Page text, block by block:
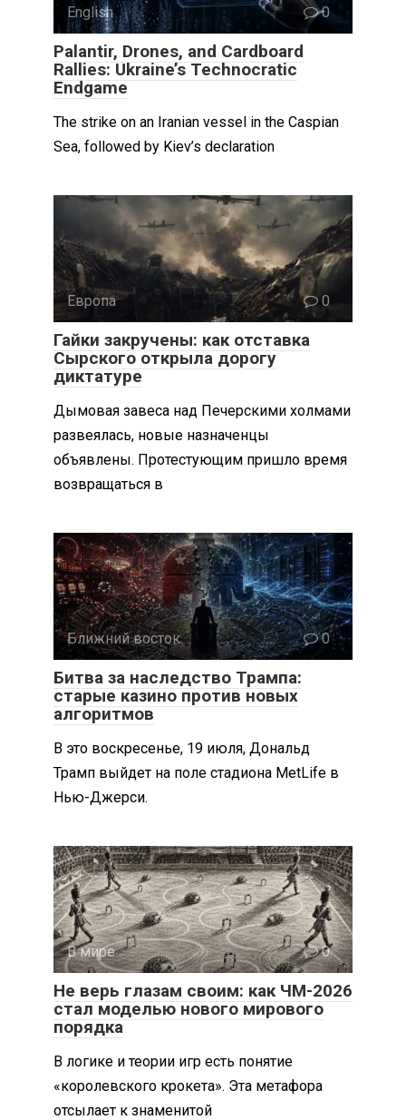
English 0
Palantir, Drones, and Cardboard
Rallies: Ukraine’s Technocratic
Endgame
The strike on an Iranian vessel in the Caspian
Sea, followed by Kiev’s declaration
Европа 0
Гайки закручены: как отставка
Сырского открыла дорогу
диктатуре
Дымовая завеса над Печерскими холмами
развеялась, новые назначенцы
объявлены. Протестующим пришло время
возвращаться в
Ближний восток 0
Битва за наследство Трампа:
старые казино против новых
алгоритмов
В это воскресенье, 19 июля, Дональд
Трамп выйдет на поле стадиона MetLife в
Нью-Джерси.
В мире 0
Не верь глазам своим: как ЧМ-2026
стал моделью нового мирового
порядка
В логике и теории игр есть понятие
«королевского крокета». Эта метафора
отсылает к знаменитой